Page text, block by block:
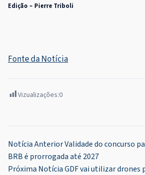
Edição – Pierre Triboli
Fonte da Notícia
Vizualizações:0
Navegação
de
Notícia AnteriorValidade do concurso
BRB é prorrogada até 2027
Próxima NotíciaGDF vai utilizar drones